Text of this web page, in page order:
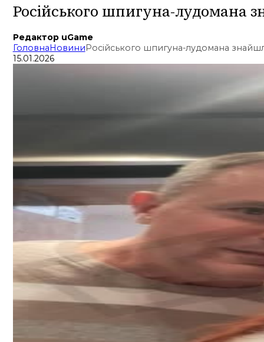
Російського шпигуна-лудомана
Редактор uGame
ГоловнаНовиниРосійського шпигуна-лудомана
15.01.2026